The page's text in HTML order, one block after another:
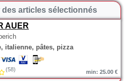
des articles sélectionnés
AUER
italienne, pâtes, pizza
(58) min: 25.00 €